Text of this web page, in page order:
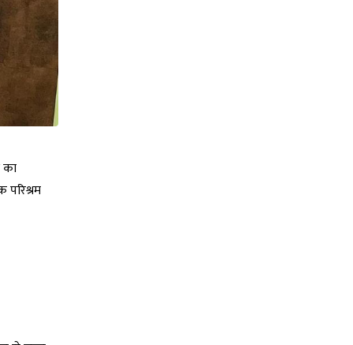
का
परिश्रम